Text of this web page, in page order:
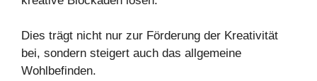
Dies trägt nicht nur zur Förderung der Kreativität
bei, sondern steigert auch das allgemeine
Wohlbefinden.